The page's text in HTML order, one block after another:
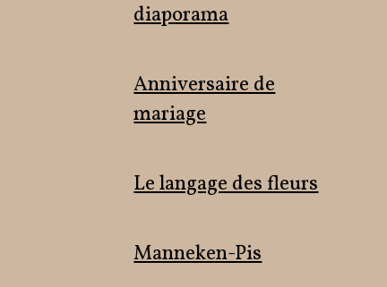
diaporama
Anniversaire de
mariage
Le langage des fleurs
Manneken-Pis